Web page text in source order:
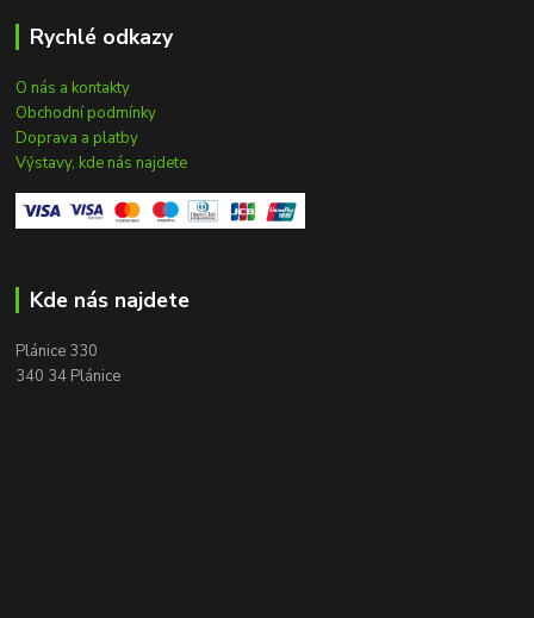
Rychlé odkazy
O nás a kontakty
Obchodní podmínky
Doprava a platby
Výstavy, kde nás najdete
Kde nás najdete
Plánice 330
340 34 Plánice